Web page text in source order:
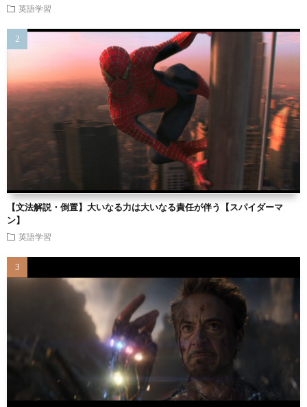
英語学習
【文法解説・倒置】大いなる力は大いなる責任が伴う【スパイダーマ
ン】
英語学習